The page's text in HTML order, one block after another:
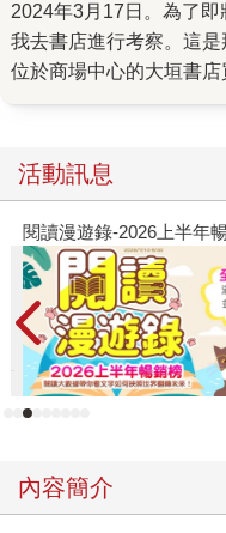
2024年3月17日。為了
我去書店進行考察。這
位於商場中心的大垣書
有牽著孩子手的母親、
冊的年輕情侶……數到第
相同書本的人。那是一
走向我斜前方不遠處的
女士，蹲了下來。「我
想要。」 他從紙袋中拿
「你知道我不是很會說
的這十年還有以後，我
妻子的頭髮，然後推著
個故事與大家分享。那
叫做《我會永遠陪著你
活動訊息
閱讀漫遊錄-2026上半年
內容簡介